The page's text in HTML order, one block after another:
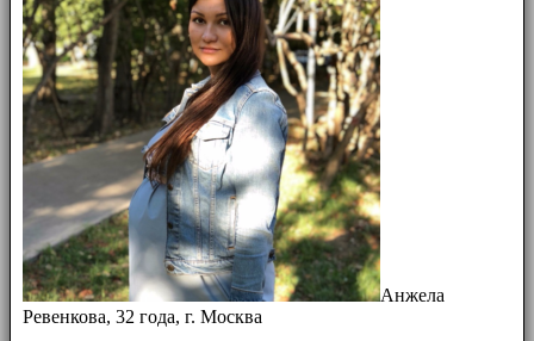
Анжела
Ревенкова, 32 года, г. Москва